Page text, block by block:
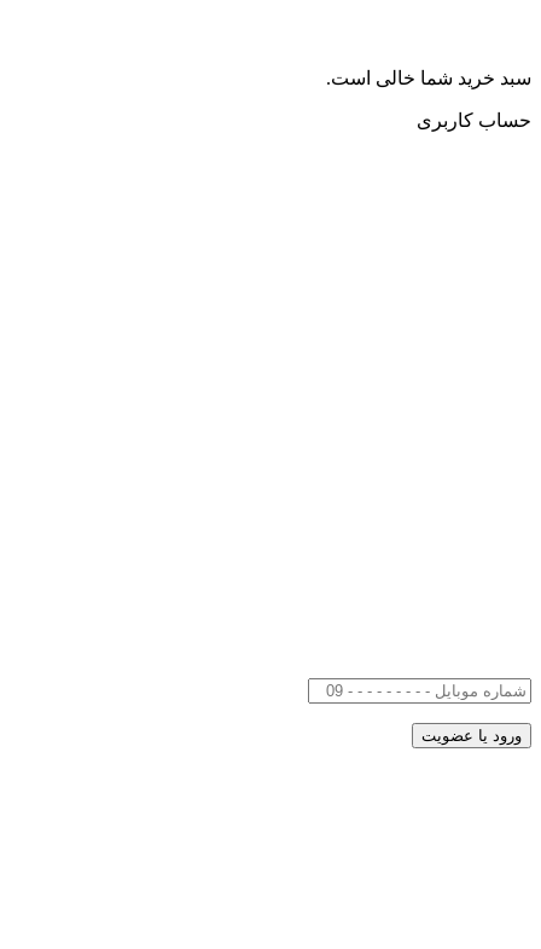
سبد خرید شما خالی است.
حساب کاربری